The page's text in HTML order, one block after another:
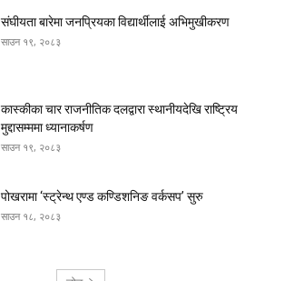
संघीयता बारेमा जनप्रियका विद्यार्थीलाई अभिमुखीकरण
साउन १९, २०८३
कास्कीका चार राजनीतिक दलद्वारा स्थानीयदेखि राष्ट्रिय
मुद्दासम्ममा ध्यानाकर्षण
साउन १९, २०८३
पोखरामा ‘स्ट्रेन्थ एण्ड कण्डिशनिङ वर्कसप’ सुरु
साउन १८, २०८३